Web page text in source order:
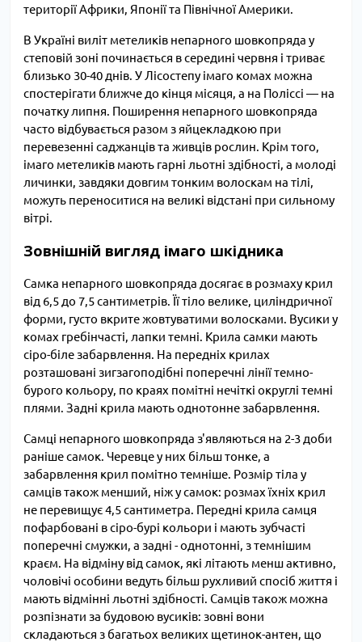
території Африки, Японії та Північної Америки.
В Україні виліт метеликів непарного шовкопряда у
степовій зоні починається в середині червня і триває
близько 30-40 днів. У Лісостепу імаго комах можна
спостерігати ближче до кінця місяця, а на Поліссі — на
початку липня. Поширення непарного шовкопряда
часто відбувається разом з яйцекладкою при
перевезенні саджанців та живців рослин. Крім того,
імаго метеликів мають гарні льотні здібності, а молоді
личинки, завдяки довгим тонким волоскам на тілі,
можуть переноситися на великі відстані при сильному
вітрі.
Зовнішній вигляд імаго шкідника
Самка непарного шовкопряда досягає в розмаху крил
від 6,5 до 7,5 сантиметрів. Її тіло велике, циліндричної
форми, густо вкрите жовтуватими волосками. Вусики у
комах гребінчасті, лапки темні. Крила самки мають
сіро-біле забарвлення. На передніх крилах
розташовані зигзагоподібні поперечні лінії темно-
бурого кольору, по краях помітні нечіткі округлі темні
плями. Задні крила мають однотонне забарвлення.
Самці непарного шовкопряда з'являються на 2-3 доби
раніше самок. Черевце у них більш тонке, а
забарвлення крил помітно темніше. Розмір тіла у
самців також менший, ніж у самок: розмах їхніх крил
не перевищує 4,5 сантиметра. Передні крила самця
пофарбовані в сіро-бурі кольори і мають зубчасті
поперечні смужки, а задні - однотонні, з темнішим
краєм. На відміну від самок, які літають менш активно,
чоловічі особини ведуть більш рухливий спосіб життя і
мають відмінні льотні здібності. Самців також можна
розпізнати за будовою вусиків: зовні вони
складаються з багатьох великих щетинок-антен, що